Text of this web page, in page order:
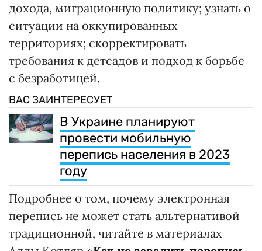
дохода, миграционную политику; узнать о
ситуации на оккупированных
территориях; скорректировать
требования к детсадов и подход к борьбе
с безработицей.
ВАС ЗАИНТЕРЕСУЕТ
В Украине планируют
провести мобильную
перепись населения в 2023
году
Подробнее о том, почему электронная
перепись не может стать альтернативой
традиционной, читайте в материалах